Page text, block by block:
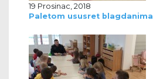
19 Prosinac, 2018
Paletom ususret blagdanima